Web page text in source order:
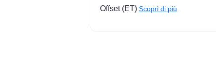
Offset (ET)Scopri di più